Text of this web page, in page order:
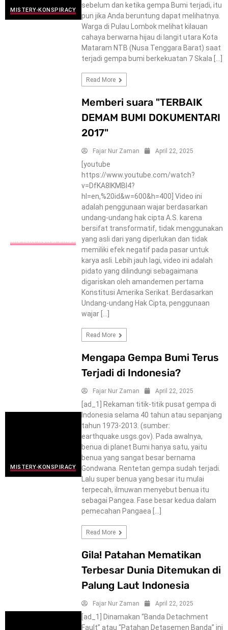
MISTERY-KONSPIRACY
sebelum dan ketika gempa Bumi terjadi, itu
pun jika Anda beruntung dapat melihatnya.
Warga di Pulau Lombok melihat kilauan
cahaya berwarna hijau di langit utara Kota
Mataram NTB (Nusa Tenggara Barat) saat
terjadi gempa bumi berkekuatan 7 Skala […]
Read More
MISTERY-KONSPIRACY
Memberi suara "TERBAIK
DEMAM BUMI DOKUMENTARI
2017"
Fajar Nur Zaman April 22, 2025
[youtube
https://www.youtube.com/watch?
v=DfKA8lKMBl4?
hl=en,%20id&w=600&h=400] Video ini
adalah penggunaan wajar berdasarkan
undang-undang hak cipta A.S. karena
bersifat transformatif, tidak menggunakan
yang asli dari yang diperlukan dan tidak
memiliki efek negatif pada pasar untuk
karya asli. Lebih jauh lagi, video ini adalah
pidato yang dilindungi sebagaimana
digariskan oleh amandemen pertama
Konstitusi Amerika Serikat. Berdasarkan
Undang-undang Hak Cipta, penggunaan
wajar […]
Read More
MISTERY-KONSPIRACY
Mengapa Gempa Bumi Terus
Terjadi di Indonesia?
Fajar Nur Zaman April 22, 2025
[ad_1] Rekaman titik-titik pusat gempa di
Indonesia selama 40 tahun atau sepanjang
tahun 1973-2013. (sumber:
earthquake.usgs.gov). Pada awalnya,
benua di planet Bumi hanya satu, yaitu
benua yang sangat besar bernama
Gondwana. Rentetan gempa sudah terjadi.
Lalu super benua yang besar itu mulai
terpecah, ilmuwan menyebut benua itu
sebagai Pangea. Fase besar kedua dalam
pemecahan Pangaea […]
Read More
Gila! Patahan Mematikan
Terbesar Dunia Ditemukan di
Palung Laut Indonesia
Fajar Nur Zaman April 22, 2025
[ad_1] Dinamakan “Banda Detachment
Fault” atau “Patahan Detasemen Banda” ini